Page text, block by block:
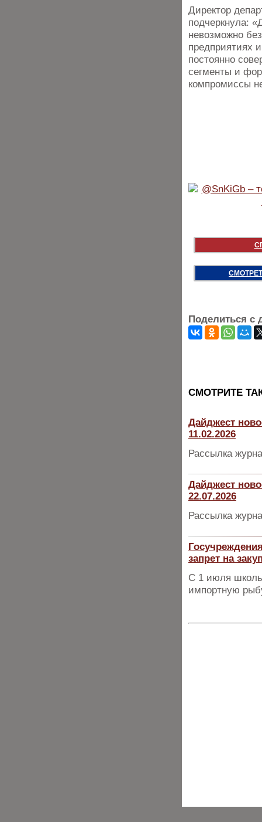
Директор
подчеркнула:
невозможно
предприятиях
постоянно
сегменты и
компромиссы
Поделиться с
CМОТРИТЕ
Дайджест
11.02.2026
Рассылка
Дайджест
22.07.2026
Рассылка
запрет на
С 1 июля
импортную